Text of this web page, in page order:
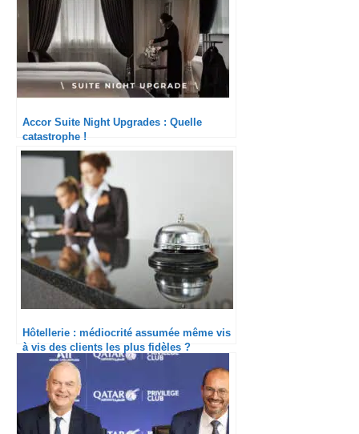
Accor Suite Night Upgrades : Quelle
catastrophe !
Hôtellerie : médiocrité assumée même vis
à vis des clients les plus fidèles ?